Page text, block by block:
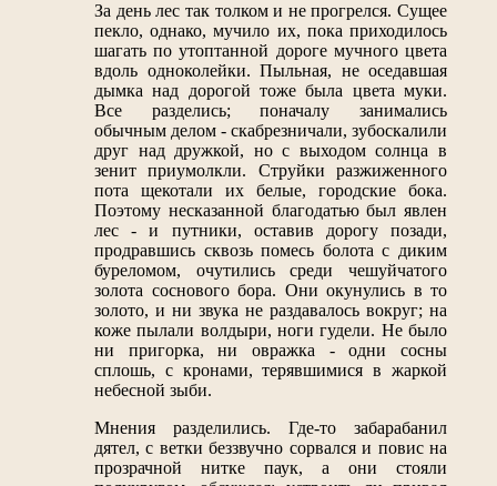
За день лес так толком и не прогрелся. Сущее
пекло, однако, мучило их, пока приходилось
шагать по утоптанной дороге мучного цвета
вдоль одноколейки. Пыльная, не оседавшая
дымка над дорогой тоже была цвета муки.
Все разделись; поначалу занимались
обычным делом - скабрезничали, зубоскалили
друг над дружкой, но с выходом солнца в
зенит приумолкли. Струйки разжиженного
пота щекотали их белые, городские бока.
Поэтому несказанной благодатью был явлен
лес - и путники, оставив дорогу позади,
продравшись сквозь помесь болота с диким
буреломом, очутились среди чешуйчатого
золота соснового бора. Они окунулись в то
золото, и ни звука не раздавалось вокруг; на
коже пылали волдыри, ноги гудели. Не было
ни пригорка, ни овражка - одни сосны
сплошь, с кронами, терявшимися в жаркой
небесной зыби.
Мнения разделились. Где-то забарабанил
дятел, с ветки беззвучно сорвался и повис на
прозрачной нитке паук, а они стояли